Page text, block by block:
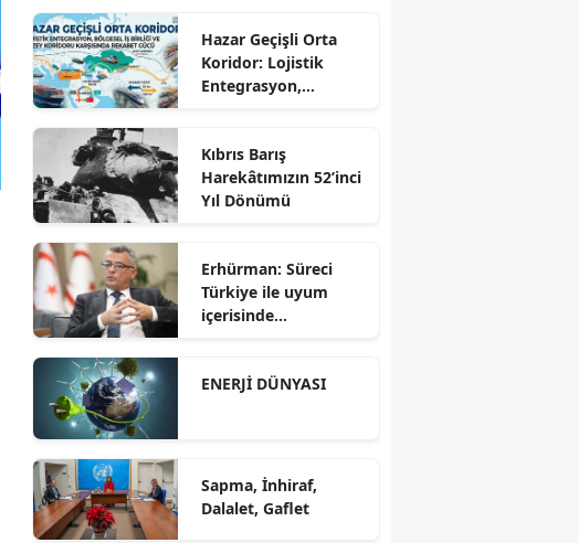
Hazar Geçişli Orta
Koridor: Lojistik
Entegrasyon,
Karşısında Rekabet
Gücü
Kıbrıs Barış
Harekâtımızın 52’inci
Yıl Dönümü
Erhürman: Süreci
Türkiye ile uyum
içerisinde
ENERJİ DÜNYASI
Sapma, İnhiraf,
Dalalet, Gaflet